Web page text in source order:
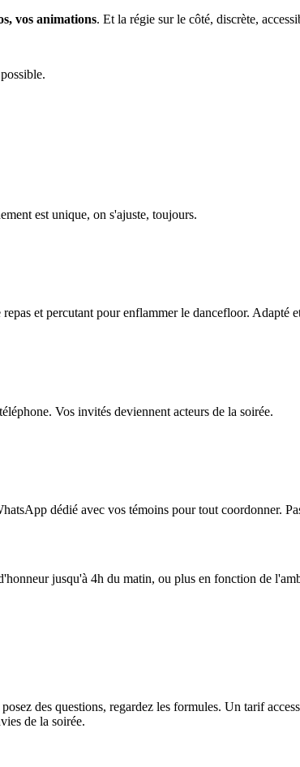
vos animations. Et la régie sur le côté, discrète,
est unique, on s'ajuste, toujours.
et percutant pour enflammer le dancefloor. Adapté
Vos invités deviennent acteurs de la soirée.
dédié avec vos témoins pour tout coordonner.
jusqu'à 4h du matin, ou plus en fonction de
des questions, regardez les formules. Un tarif
de la soirée.